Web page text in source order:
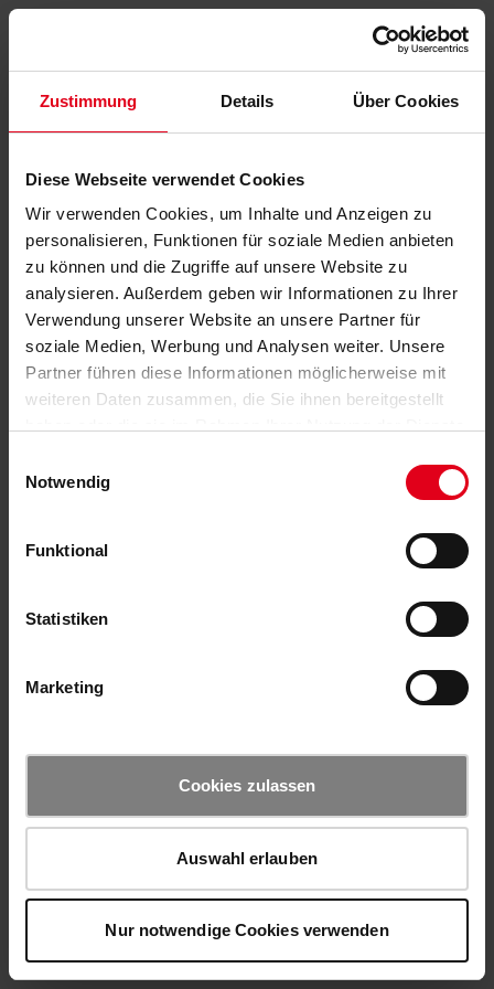
Zustimmung Details Über Cookies
Diese Webseite verwendet Cookies
Wir verwenden Cookies, um Inhalte und Anzeigen zu
personalisieren, Funktionen für soziale Medien anbieten
zu können und die Zugriffe auf unsere Website zu
analysieren. Außerdem geben wir Informationen zu Ihrer
Verwendung unserer Website an unsere Partner für
soziale Medien, Werbung und Analysen weiter. Unsere
Partner führen diese Informationen möglicherweise mit
weiteren Daten zusammen, die Sie ihnen bereitgestellt
Notwendig
Funktional
Statistiken
Marketing
Cookies zulassen
Auswahl erlauben
Nur notwendige Cookies verwenden